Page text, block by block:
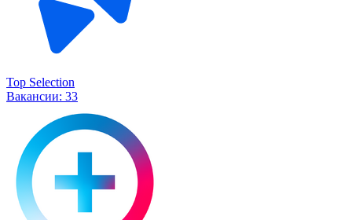
Top Selection
Вакансии: 33